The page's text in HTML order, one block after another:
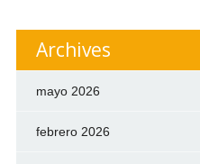
Archives
mayo 2026
febrero 2026